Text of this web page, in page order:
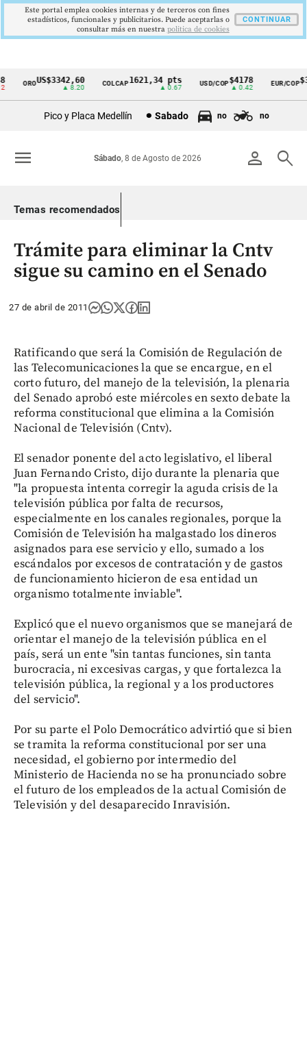
Cintillo
Colombia
OROUS$3342,60
▲ 8.20
COLCAP1621,34 pts
▲ 0.67
USD/COP$4178
▲ 0.42
EUR/COP
Pico y Placa Medellín Sabado no no
person search
Sábado, 8 de Agosto de 2026
menu
Temas recomendados
Trámite para eliminar la Cntv
sigue su camino en el Senado
27 de abril de 2011
Ratificando que será la Comisión de Regulación de
las Telecomunicaciones la que se encargue, en el
corto futuro, del manejo de la televisión, la plenaria
del Senado aprobó este miércoles en sexto debate la
reforma constitucional que elimina a la Comisión
Nacional de Televisión (Cntv).
El senador ponente del acto legislativo, el liberal
Juan Fernando Cristo, dijo durante la plenaria que
"la propuesta intenta corregir la aguda crisis de la
televisión pública por falta de recursos,
especialmente en los canales regionales, porque la
Comisión de Televisión ha malgastado los dineros
asignados para ese servicio y ello, sumado a los
escándalos por excesos de contratación y de gastos
de funcionamiento hicieron de esa entidad un
organismo totalmente inviable".
Explicó que el nuevo organismos que se manejará de
orientar el manejo de la televisión pública en el
país, será un ente "sin tantas funciones, sin tanta
burocracia, ni excesivas cargas, y que fortalezca la
televisión pública, la regional y a los productores
del servicio".
Por su parte el Polo Democrático advirtió que si bien
se tramita la reforma constitucional por ser una
necesidad, el gobierno por intermedio del
Ministerio de Hacienda no se ha pronunciado sobre
el futuro de los empleados de la actual Comisión de
Televisión y del desaparecido Inravisión.
Este portal emplea cookies internas y de terceros con fines
estadísticos, funcionales y publicitarios. Puede aceptarlas o
consultar más en nuestra politica de cookies
CONTINUAR